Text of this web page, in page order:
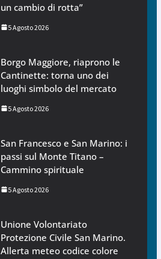
un cambio di rotta”
5 Agosto 2026
Borgo Maggiore, riaprono le
Cantinette: torna uno dei
luoghi simbolo del mercato
5 Agosto 2026
San Francesco e San Marino: i
passi sul Monte Titano –
Cammino spirituale
5 Agosto 2026
Unione Volontariato
Protezione Civile San Marino.
Allerta meteo codice colore